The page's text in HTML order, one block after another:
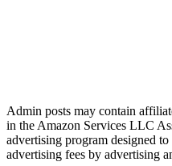
Admin posts may contain
in the Amazon Services LLC
advertising program designed
advertising fees by advertising